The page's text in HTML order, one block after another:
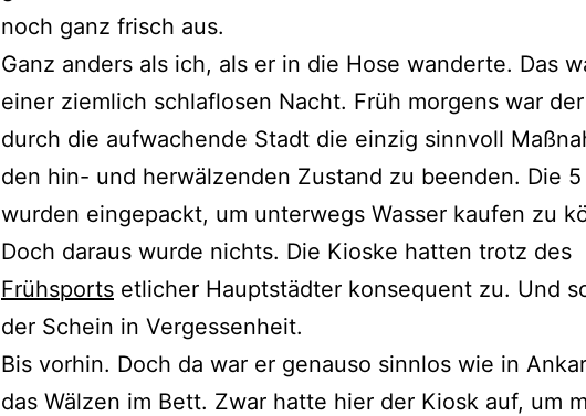
noch ganz frisch aus.
Ganz anders als ich, als er in die Hose wanderte. Das
einer ziemlich schlaflosen Nacht. Früh morgens war
durch die aufwachende Stadt die einzig sinnvoll
den hin- und herwälzenden Zustand zu beenden. Die 5
wurden eingepackt, um unterwegs Wasser kaufen zu
Doch daraus wurde nichts. Die Kioske hatten trotz des
Frühsports etlicher Hauptstädter konsequent zu. Und
der Schein in Vergessenheit.
Bis vorhin. Doch da war er genauso sinnlos wie in
das Wälzen im Bett. Zwar hatte hier der Kiosk auf, um